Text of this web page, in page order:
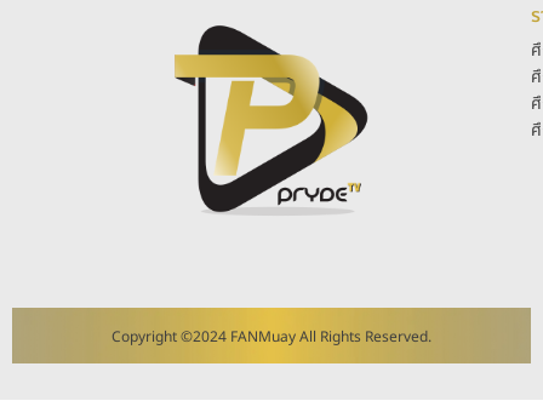
Copyright ©2024 FANMuay All Rights Reserved.